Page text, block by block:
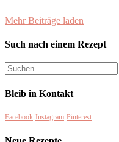
Mehr Beiträge laden
Such nach einem Rezept
Bleib in Kontakt
Facebook Instagram Pinterest